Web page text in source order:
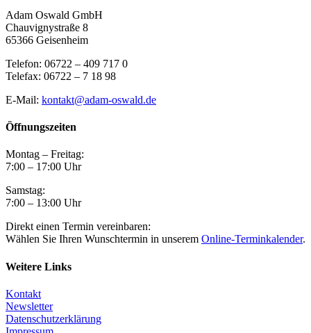
Adam Oswald GmbH
Chauvignystraße 8
65366 Geisenheim
Telefon: 06722 – 409 717 0
Telefax: 06722 – 7 18 98
E-Mail: kontakt@adam-oswald.de
Öffnungszeiten
Montag – Freitag:
7:00 – 17:00 Uhr
Samstag:
7:00 – 13:00 Uhr
Direkt einen Termin vereinbaren:
Wählen Sie Ihren Wunschtermin in unserem Online-Terminkalender.
Weitere Links
Kontakt
Newsletter
Datenschutzerklärung